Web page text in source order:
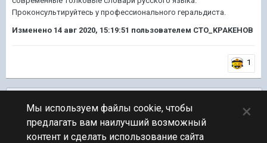
Проконсультируйтесь у профессионального геральдиста.
Изменено 14 авг 2020, 15:19:51 пользователем CTO_KPAKEHOB
1
ПЕРЕЙТИ К СПИСКУ ТЕМ
Новости
Мы используем файлы cookie, чтобы
предлагать вам наилучший возможный
контент и сделать использование сайта
×